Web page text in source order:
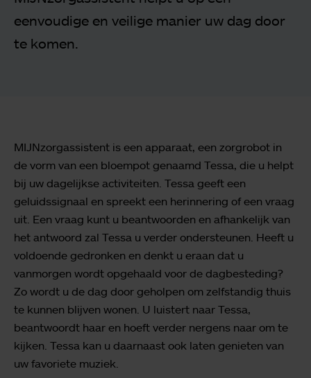
eenvoudige en veilige manier uw dag door
te komen.
MIJNzorgassistent is een apparaat, een zorgrobot in
de vorm van een bloempot genaamd Tessa, die u helpt
bij uw dagelijkse activiteiten. Tessa geeft een
geluidssignaal en spreekt een herinnering of een vraag
uit. Een vraag kunt u beantwoorden en afhankelijk van
het antwoord zal Tessa u verder ondersteunen. Heeft u
voldoende gedronken en denkt u eraan dat u
vanmorgen wordt opgehaald voor de dagbesteding?
Zo wordt u de dag door geholpen om zelfstandig thuis
te kunnen blijven wonen. U luistert naar Tessa,
beantwoordt haar en hoeft verder nergens naar om te
kijken. Tessa kan u daarnaast ook laten genieten van
uw favoriete muziek.